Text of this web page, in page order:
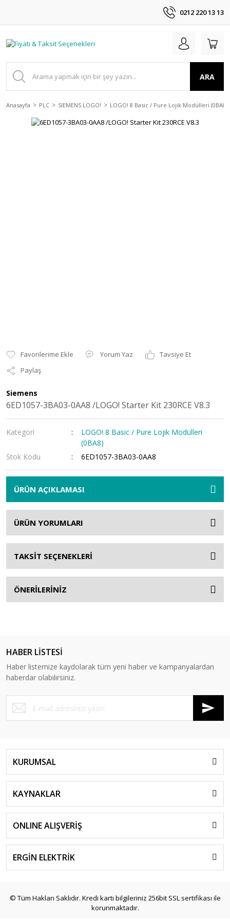
0212 220 13 13
ARA
Anasayfa PLC SIEMENS LOGO! LOGO! 8 Basic / Pure Lojik Modülleri (0BA8)
Yorum Yaz
Tavsiye Et
Paylaş
Siemens
6ED1057-3BA03-0AA8 /LOGO! Starter Kit 230RCE V8.3
Kategori
LOGO! 8 Basic / Pure Lojik Modülleri
(0BA8)
Stok Kodu
6ED1057-3BA03-0AA8
ÜRÜN AÇIKLAMASI
ÜRÜN YORUMLARI
TAKSİT SEÇENEKLERİ
ÖNERİLERİNİZ
HABER LİSTESİ
Haber listemize kaydolarak tüm yeni haber ve kampanyalardan
haberdar olabilirsiniz.
KURUMSAL
KAYNAKLAR
ONLINE ALIŞVERİŞ
ERGİN ELEKTRİK
© Tüm Hakları Saklıdır. Kredi kartı bilgileriniz 256bit SSL sertifikası ile
korunmaktadır.